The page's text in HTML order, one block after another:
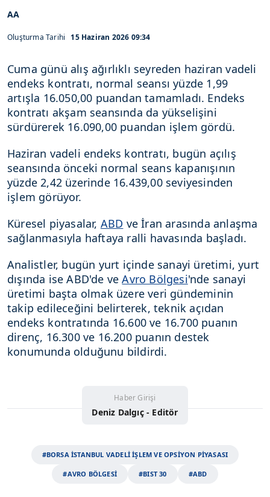
AA
Oluşturma Tarihi 15 Haziran 2026 09:34
Cuma günü alış ağırlıklı seyreden haziran vadeli
endeks kontratı, normal seansı yüzde 1,99
artışla 16.050,00 puandan tamamladı. Endeks
kontratı akşam seansında da yükselişini
sürdürerek 16.090,00 puandan işlem gördü.
Haziran vadeli endeks kontratı, bugün açılış
seansında önceki normal seans kapanışının
yüzde 2,42 üzerinde 16.439,00 seviyesinden
işlem görüyor.
Küresel piyasalar, ABD ve İran arasında anlaşma
sağlanmasıyla haftaya ralli havasında başladı.
Analistler, bugün yurt içinde sanayi üretimi, yurt
dışında ise ABD'de veAvro Bölgesi'nde sanayi
üretimi başta olmak üzere veri gündeminin
takip edileceğini belirterek, teknik açıdan
endeks kontratında 16.600 ve 16.700 puanın
direnç, 16.300 ve 16.200 puanın destek
konumunda olduğunu bildirdi.
Haber Girişi
Deniz Dalgıç - Editör
#BORSA İSTANBUL VADELİ İŞLEM VE OPSİYON PİYASASI
#AVRO BÖLGESİ #BIST 30 #ABD